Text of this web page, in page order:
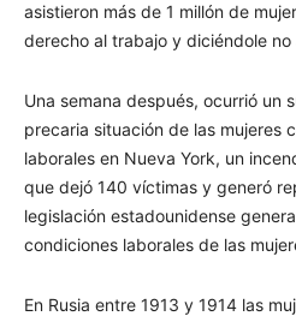
asistieron más de 1 millón de
derecho al trabajo y diciéndole
Una semana después, ocurrió un
precaria situación de las mujeres
laborales en Nueva York, un
que dejó 140 víctimas y generó
legislación estadounidense
condiciones laborales de las
En Rusia entre 1913 y 1914 las